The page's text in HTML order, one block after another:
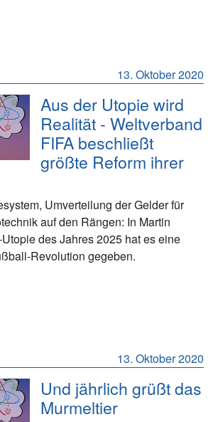
13. Oktober 2020
Aus der Utopie wird
Realität - Weltverband
FIFA beschließt
größte Reform ihrer
Umverteilung der Gelder für
auf den Rängen: In Martin
des Jahres 2025 hat es eine
Revolution gegeben.
13. Oktober 2020
Und jährlich grüßt das
Murmeltier